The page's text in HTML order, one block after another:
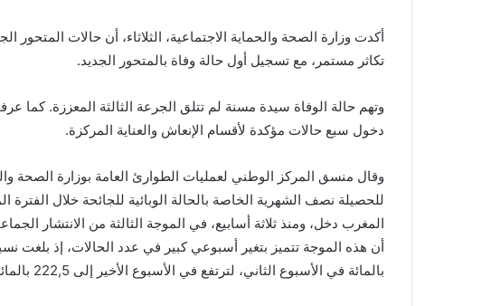
أكدت وزارة الصحة والحماية الاجتماعية، الثلاثاء، أن حالات
تكاثر مستمر، مع تسجيل أول حالة وفاة بالمتحور الجديد.
وتهم حالة الوفاة سيدة مسنة لم تتلق الجرعة الثالثة المعززة. كما
دخول سبع حالات مؤكدة لأقسام الإنعاش والعناية المركزة.
وقال منسق المركز الوطني لعمليات الطوارئ العامة بوزارة الصحة
المغرب دخل، ومنذ ثلاثة أسابيع، في الموجة الثالثة من الانتشار
بالمائة في الأسبوع الثاني، لترتفع في الأسبوع الأخير إلى 222,5 بالمائة بتسجيل 10658 حالة.